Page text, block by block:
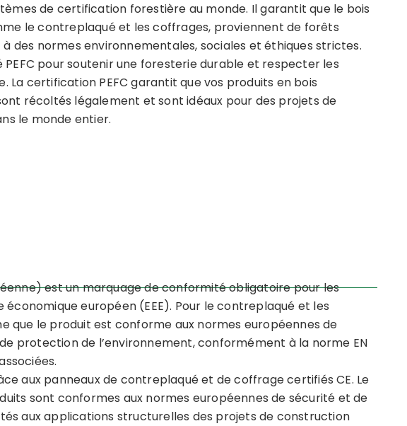
de certification forestière au monde. Il garantit que le bois
le contreplaqué et les coffrages, proviennent de forêts
des normes environnementales, sociales et éthiques strictes.
pour soutenir une foresterie durable et respecter les
La certification PEFC garantit que vos produits en bois
récoltés légalement et sont idéaux pour des projets de
le monde entier.
est un marquage de conformité obligatoire pour les
économique européen (EEE). Pour le contreplaqué et les
que le produit est conforme aux normes européennes de
protection de l’environnement, conformément à la norme EN
aux panneaux de contreplaqué et de coffrage certifiés CE. Le
sont conformes aux normes européennes de sécurité et de
aux applications structurelles des projets de construction